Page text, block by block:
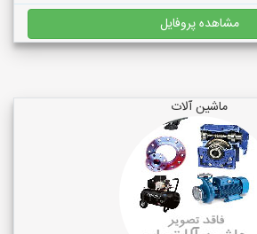
مشاهده پروفایل
ماشین آلات